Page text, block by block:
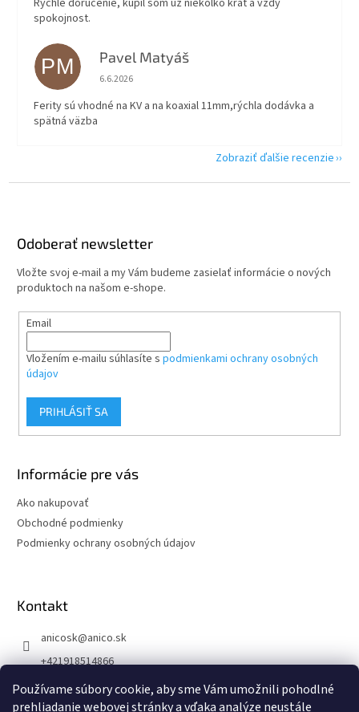
Používame súbory cookie, aby sme Vám umožnili pohodlné
prehliadanie webovej stránky a vďaka analýze neustále
Rychle doručenie, kupil som uz niekolko krat a vzdy
spokojnost.
PM Pavel Matyáš
Hodnotenie obchodu je 5 z 5 hviezdičiek.
6.6.2026
Ferity sú vhodné na KV a na koaxial 11mm,rýchla dodávka a
spätná väzba
Zobraziť ďalšie recenzie
Odoberať newsletter
Vložte svoj e-mail a my Vám budeme zasielať informácie o nových
produktoch na našom e-shope.
Email
Vložením e-mailu súhlasíte s podmienkami ochrany osobných
údajov
PRIHLÁSIŤ SA
Informácie pre vás
Ako nakupovať
Obchodné podmienky
Podmienky ochrany osobných údajov
Kontakt
anicosk@anico.sk
+421918514866
ANICO Slovakia
anico_slovakia